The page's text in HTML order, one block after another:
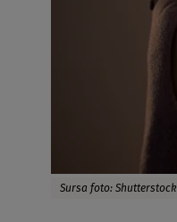
Sursa foto: Shutterstock